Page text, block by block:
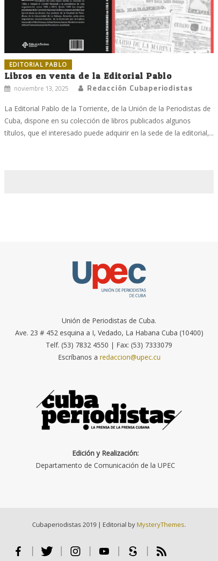
EDITORIAL PABLO
Libros en venta de la Editorial Pablo
noviembre 13, 2025 Redacción Cubaperiodistas
La Editorial Pablo de la Torriente, de la Unión de la Periodistas de
Cuba, dispone en su colección de libros publicados algunos
títulos, que el interesado puede adquirir en la sede de la editorial,...
Unión de Periodistas de Cuba.
Ave. 23 # 452 esquina a I, Vedado, La Habana Cuba (10400)
Telf. (53) 7832 4550 | Fax: (53) 7333079
Escríbanos a redaccion@upec.cu
Edición y Realización:
Departamento de Comunicación de la UPEC
Cubaperiodistas 2019 | Editorial byMysteryThemes.